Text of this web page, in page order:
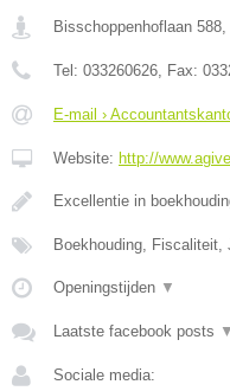
Bisschoppenhoflaan 588,
Tel: 033260626, Fax:
E-mail ›
Website: http://
Excellentie in
Boekhouding, Fiscaliteit,
Openingstijden ▼
Laatste facebook posts ▼
Sociale media: